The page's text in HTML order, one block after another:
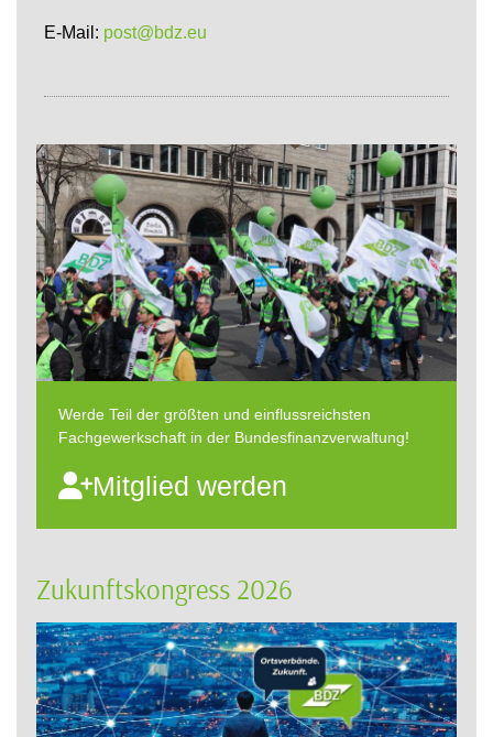
E-Mail: post@bdz.eu
Werde Teil der größten und einflussreichsten
Fachgewerkschaft in der Bundesfinanzverwaltung!
Mitglied werden
Zukunftskongress 2026